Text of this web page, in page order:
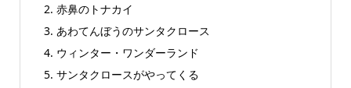
2. 赤鼻のトナカイ
3. あわてんぼうのサンタクロース
4. ウィンター・ワンダーランド
5. サンタクロースがやってくる